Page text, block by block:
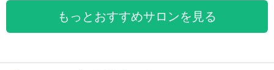
もっとおすすめサロンを見る